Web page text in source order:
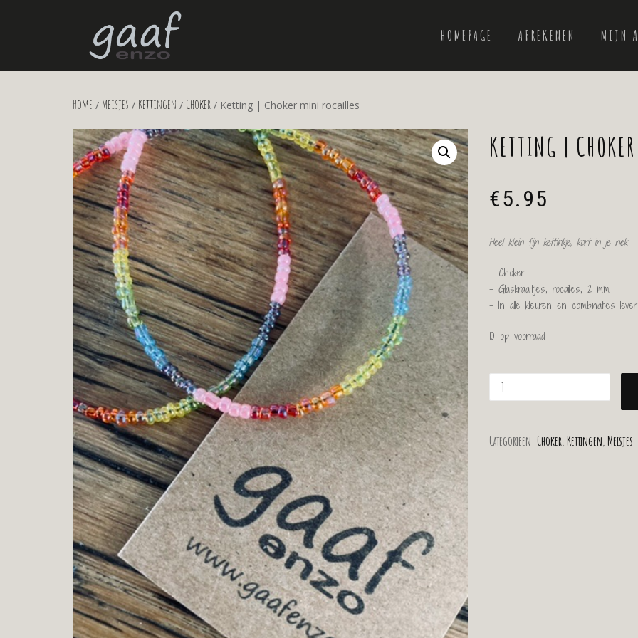
HOMEPAGE AFREKENEN MIJN
Home / Meisjes / Kettingen / Choker / Ketting | Choker mini rocailles
KETTING |
€5.95
Heel klein fijn kettinkje, kort in je nek
– Choker
– Glaskraaltjes, rocailles, 2 mm
– In alle kleuren en combinaties
10 op voorraad
Categorieën: Choker Kettingen Meisjes